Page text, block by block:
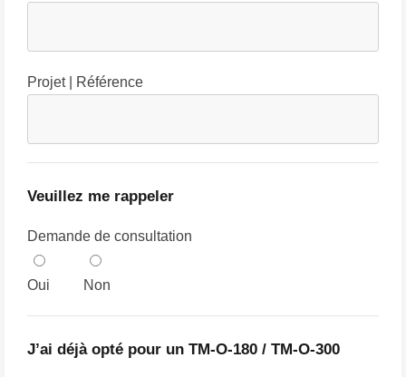
Projet | Référence
Veuillez me rappeler
Demande de consultation
Oui Non
J’ai déjà opté pour un TM-O-180 / TM-O-300